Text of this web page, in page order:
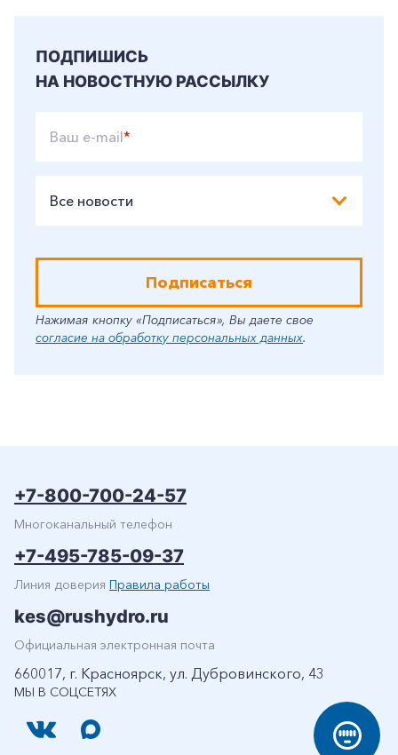
ПОДПИШИСЬ
НА НОВОСТНУЮ РАССЫЛКУ
Ваш e-mail*
Все новости
Подписаться
Нажимая кнопку «Подписаться», Вы даете свое
согласие на обработку персональных данных.
МЫ В СОЦСЕТЯХ
+7-800-700-24-57
Многоканальный телефон
+7-495-785-09-37
Линия доверия Правила работы
kes@rushydro.ru
Официальная электронная почта
660017, г. Красноярск, ул. Дубровинского, 43